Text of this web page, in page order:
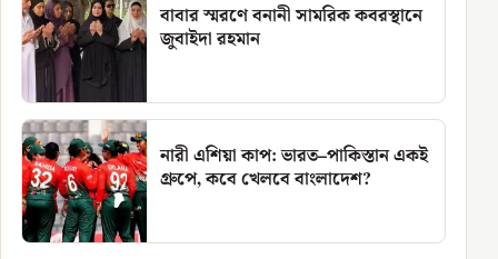
বাবার স্মরণে বনানী সামরিক কবরস্থানে
জুবাইদা রহমান
নারী এশিয়া কাপ: ভারত–পাকিস্তান একই
গ্রুপে, কবে খেলবে বাংলাদেশ?